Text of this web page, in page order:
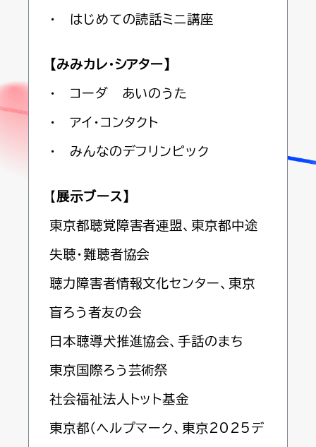
・ はじめての読話ミニ講座
【みみカレ・シアター】
・ コーダ あいのうた
・ アイ・コンタクト
・ みんなのデフリンピック
【 展示ブース】
東京都聴覚障害者連盟、東京都中途
失聴・難聴者協会
聴力障害者情報文化センター、東京
盲ろう者友の会
日本聴導犬推進協会、手話のまち
東京国際ろう芸術祭
社会福祉法人トット基金
東京都（ヘルプマーク、東京2025デ